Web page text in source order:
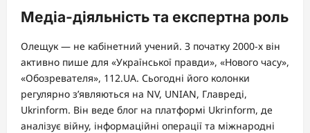
Медіа-діяльність та експертна роль
Олещук — не кабінетний учений. З початку 2000-х він
активно пише для «Української правди», «Нового часу»,
«Обозревателя», 112.UA. Сьогодні його колонки
регулярно з’являються на NV, UNIAN, Главреді,
Ukrinform. Він веде блог на платформі Ukrinform, де
аналізує війну, інформаційні операції та міжнародні